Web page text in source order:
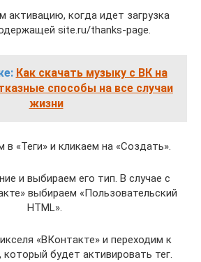
активацию, когда идет загрузка
site.ru/thanks-page.
Как скачать музыку с ВК на
способы на все случаи
жизни
в «Теги» и кликаем на «Создать».
и выбираем его тип. В случае с
выбираем «Пользовательский
HTML».
«ВКонтакте» и переходим к
который будет активировать тег.